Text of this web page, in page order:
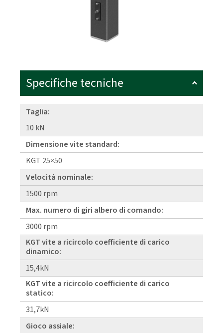
Specifiche tecniche
Taglia:
10 kN
Dimensione vite standard:
KGT 25×50
Velocità nominale:
1500 rpm
Max. numero di giri albero di comando:
3000 rpm
KGT vite a ricircolo coefficiente di carico
dinamico:
15,4kN
KGT vite a ricircolo coefficiente di carico
statico:
31,7kN
Gioco assiale: